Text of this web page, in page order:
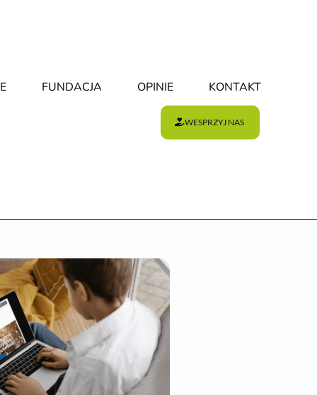
FUNDACJA OPINIE KONTAKT
WESPRZYJ NAS